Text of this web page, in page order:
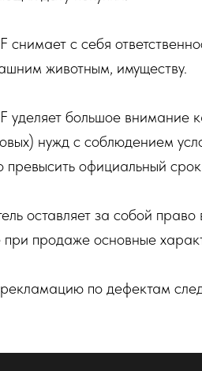
снимает с себя
животным, имуществу.
уделяет большое внимание
нужд с соблюдением
превысить официальный
оставляет за собой
продаже основные
по дефектам